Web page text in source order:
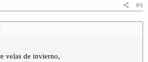
#6
velas de invierno,